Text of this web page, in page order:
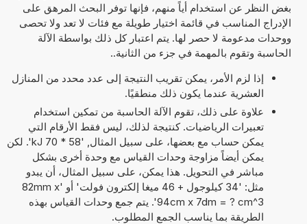
بغض النظر عن استخدام أياً منهم، فإنها توفر البحث المرهق على
الإدراج المناسب في قائمة اختيار طويلة مع فئات لا تعد ولا تحصى
ووحدات مدعومة لا حصر لها. يتم اعتبار كل ذلك بواسطة الآلة
الحاسبة وتقوم بالمهمة في جزء من الثانية..
إذا لزم الأمر، يمكن تقريب النتيجة إلى عدد محدد من المنازل
العشرية عندما يكون ذلك منطقيًا.
علاوة على ذلك، تقوم الآلة الحاسبة من تمكين استخدام
تعبيرات الرياضيات. كنتيجة لذلك، ليس فقط الأرقام التي
يمكن حساب مع بعضها، على سبيل المثال, '58 * 70 kJ'. لكن
يمكن أيضاً مزاوجة وحدات القياس مع وحدة أخرى بشكل
مباشر في التحويل. هذا يمكن، على سبيل المثال، أن يبدو
مثل: '34 كيلوجول + 46 ميغا إلكترون فولت' أو '82mm x
94cm x 7dm = ? cm^3'. يتم جمع وحدات القياس بهذه
الطريقة بما يناسب الجمع المطلوب.